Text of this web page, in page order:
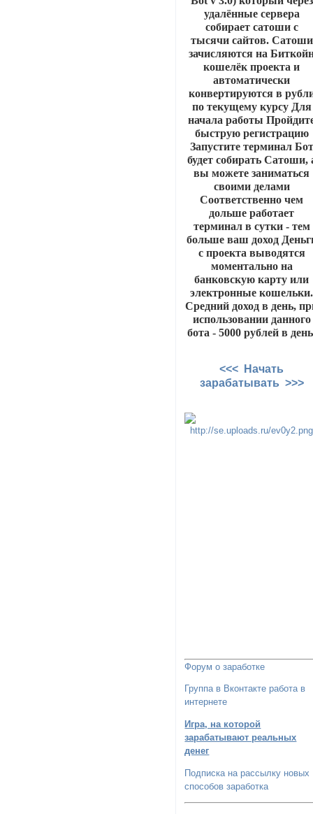
удалённые сервера
собирает сатоши с
тысячи сайтов. Сатоши
зачисляются на
кошелёк проекта и
автоматически
конвертируются в
по текущему курсу Для
начала работы
быструю регистрацию
Запустите терминал Бот
будет собирать Сатоши,
вы можете заниматься
своими делами
Соответственно чем
дольше работает
терминал в сутки - тем
больше ваш доход
с проекта выводятся
моментально на
банковскую карту или
электронные кошельки.
Средний доход в день,
использовании данного
бота - 5000 рублей в
<<< Начать
зарабатывать >>>
Форум о заработке
Группа в Вконтакте работа в
интернете
Игра, на которой
зарабатывают реальных
денег
Подписка на рассылку новых
способов заработка